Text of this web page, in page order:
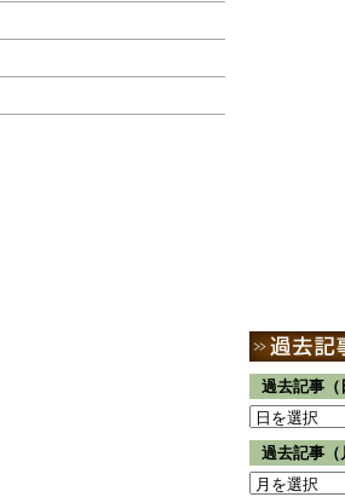
過去記事（
過去記事（